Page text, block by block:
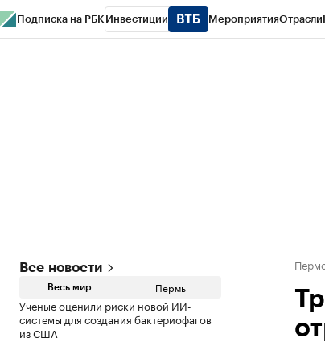
Подписка на РБК Инвестиции МероприятияОтрасли
Все новости
Весь мир Пермь
Ученые оценили риски новой ИИ-
системы для создания бактериофагов
из США